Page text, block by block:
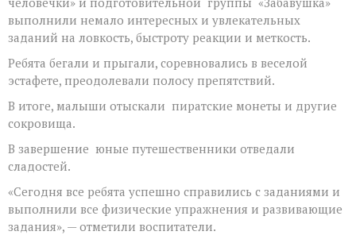
выполнили немало интересных и увлекательных
заданий на ловкость, быстроту реакции и меткость.
Ребята бегали и прыгали, соревновались в веселой
эстафете, преодолевали полосу препятствий.
В итоге, малыши отыскали пиратские монеты и другие
сокровища.
В завершение юные путешественники отведали
сладостей.
«Сегодня все ребята успешно справились с заданиями и
выполнили все физические упражнения и развивающие
задания», — отметили воспитатели.